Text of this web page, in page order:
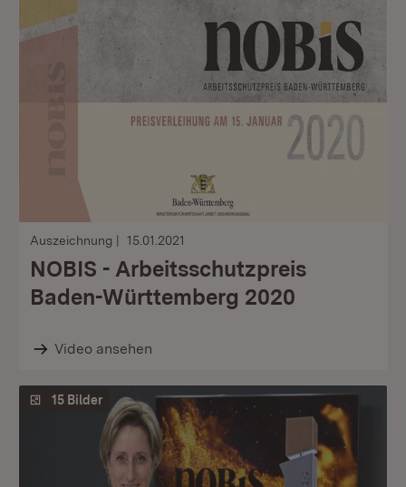
Auszeichnung 15.01.2021
NOBIS - Arbeitsschutzpreis
Baden-Württemberg 2020
Video ansehen
15 Bilder